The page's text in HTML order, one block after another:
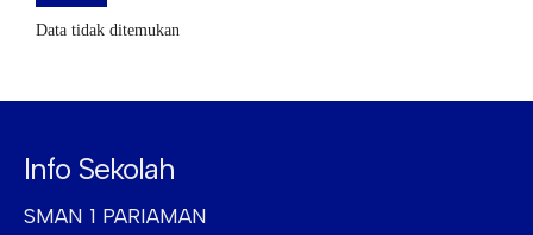
Data tidak ditemukan
Info Sekolah
SMAN 1 PARIAMAN